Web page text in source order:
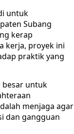
untuk
Subang
kerap
kerja, proyek ini
praktik yang
besar untuk
menjaga agar
dan gangguan